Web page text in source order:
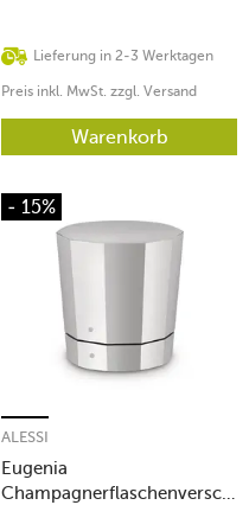
Lieferung in 2-3 Werktagen
Preis inkl. MwSt. zzgl. Versand
Warenkorb
- 15%
Eugenia
ALESSI